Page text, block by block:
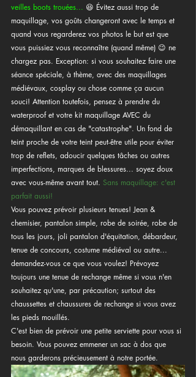
veilles boots trouées... 😆 Évitez aussi trop de
maquillage, vos goûts changeront avec le temps et
quand vous regarderez vos photos le but est que
vous puissiez vous reconnaître (quand même) 😉 ne
chargez pas. Exception: si vous souhaitez faire une
séance spéciale, à thème, avec des maquillages
médiévaux, cosplay ou chose comme ça aucun
souci! Attention toutefois, pensez à prendre du
waterproof et votre kit maquillage AVEC du
démaquillant en cas de "catastrophe". Un fond de
teint proche de votre teint peut-être utile pour éviter
trop de reflets, adoucir quelques tâches ou autres
imperfections, marques de blessures... soyez doux
avec vous-même avant tout. Sans maquillage: c'est
parfait aussi!
Vous pouvez prévoir plusieurs tenues! Jean &
chemisier, pantalon simple, robe de soirée, robe de
tous les jours, joli pantalon d'équitation, débardeur,
tenue de concours, costume médiéval ou autre...
demandez-vous ce que vous voulez! Prévoyez
toujours une tenue de rechange même si vous n'en
souhaitez qu'une, par précaution; surtout des
chaussettes et chaussures de rechange si vous avez
les pieds mouillés.
C'est bien de prévoir une petite serviette pour vous si
besoin. Vous pouvez emmener un sac à dos que
nous garderons précieusement à notre portée.